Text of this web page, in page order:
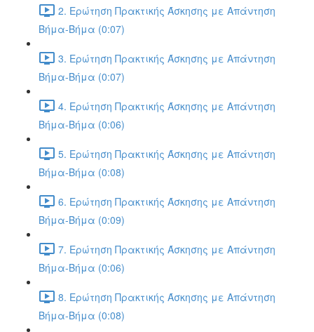
2. Ερώτηση Πρακτικής Άσκησης με Απάντηση
Βήμα-Βήμα (0:07)
3. Ερώτηση Πρακτικής Άσκησης με Απάντηση
Βήμα-Βήμα (0:07)
4. Ερώτηση Πρακτικής Άσκησης με Απάντηση
Βήμα-Βήμα (0:06)
5. Ερώτηση Πρακτικής Άσκησης με Απάντηση
Βήμα-Βήμα (0:08)
6. Ερώτηση Πρακτικής Άσκησης με Απάντηση
Βήμα-Βήμα (0:09)
7. Ερώτηση Πρακτικής Άσκησης με Απάντηση
Βήμα-Βήμα (0:06)
8. Ερώτηση Πρακτικής Άσκησης με Απάντηση
Βήμα-Βήμα (0:08)